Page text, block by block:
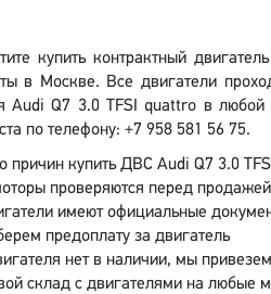
купить контрактный
в Москве. Все двигатели
Audi Q7 3.0 TFSI quattro в любой
по телефону: +7 958 581 56 75.
причин купить ДВС Audi Q7 3.0
проверяются перед продажей
имеют официальные
предоплату за двигатель
нет в наличии, мы
склад с двигателями на любые